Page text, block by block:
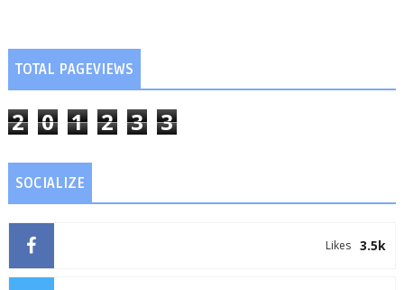
TOTAL PAGEVIEWS
2 0 1 2 3 3
SOCIALIZE
3.5k
Likes